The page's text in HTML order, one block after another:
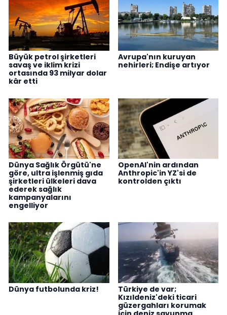
Büyük petrol şirketleri
savaş ve iklim krizi
ortasında 93 milyar dolar
kâr etti
Avrupa'nın kuruyan
nehirleri; Endişe artıyor
Dünya Sağlık Örgütü'ne
göre, ultra işlenmiş gıda
şirketleri ülkeleri dava
ederek sağlık
kampanyalarını
engelliyor
OpenAI'nin ardından
Anthropic'in YZ'si de
kontrolden çıktı
Dünya futbolunda kriz!
Türkiye de var;
Kızıldeniz'deki ticari
güzergahları korumak